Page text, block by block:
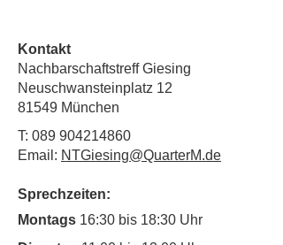
Kontakt
Nachbarschaftstreff Giesing
Neuschwansteinplatz 12
81549 München
T: 089 904214860
Email: NTGiesing@QuarterM.de
Sprechzeiten:
Montags 16:30 bis 18:30 Uhr